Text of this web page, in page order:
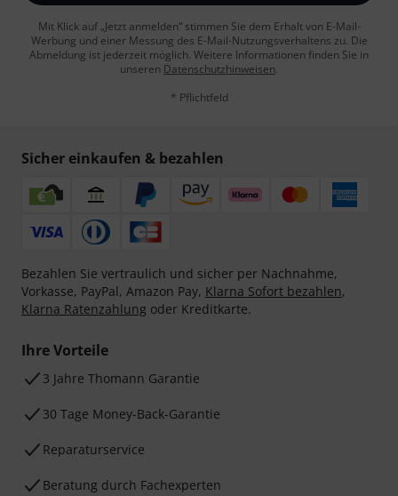
Mit Klick auf „Jetzt anmelden“ stimmen Sie dem Erhalt von E-Mail-
Werbung und einer Messung des E-Mail-Nutzungsverhaltens zu. Die
Abmeldung ist jederzeit möglich. Weitere Informationen finden Sie in
unseren Datenschutzhinweisen.
* Pflichtfeld
Sicher einkaufen & bezahlen
Bezahlen Sie vertraulich und sicher per Nachnahme,
Vorkasse, PayPal, Amazon Pay, Klarna Sofort bezahlen,
Klarna Ratenzahlung oder Kreditkarte.
Ihre Vorteile
3 Jahre Thomann Garantie
30 Tage Money-Back-Garantie
Reparaturservice
Beratung durch Fachexperten